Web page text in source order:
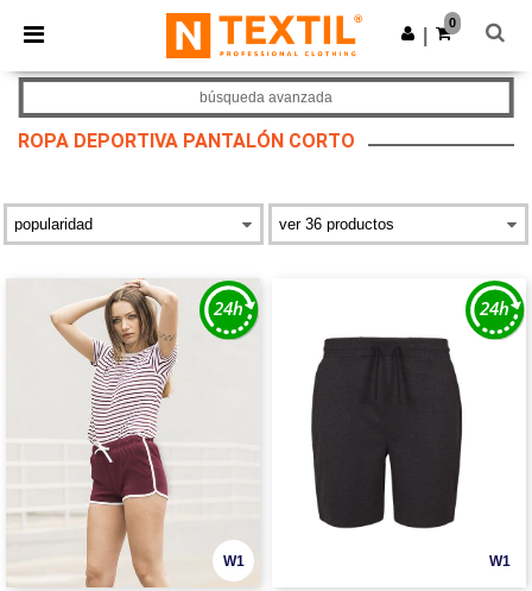
× App de Ntextil
¡Mejores precios en app!
Descargar app
0
ROPA DEPORTIVA PANTALÓN CORTO
búsqueda avanzada
W1 W1